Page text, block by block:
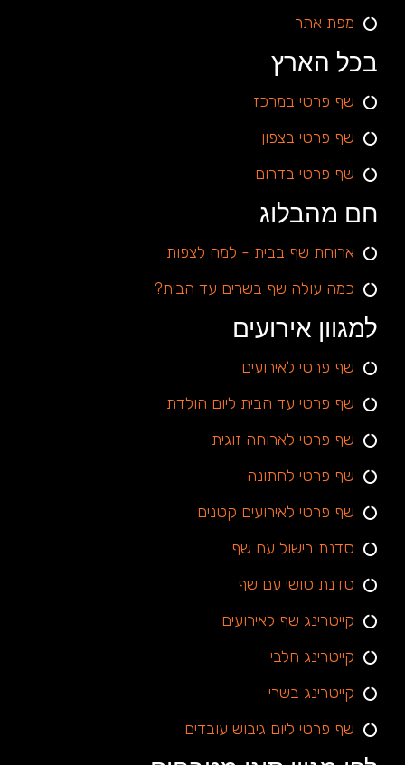
מפת אתר
בכל הארץ
שף פרטי במרכז
שף פרטי בצפון
שף פרטי בדרום
חם מהבלוג
ארוחת שף בבית - למה לצפות
כמה עולה שף בשרים עד הבית?
למגוון אירועים
שף פרטי לאירועים
שף פרטי עד הבית ליום הולדת
שף פרטי לארוחה זוגית
שף פרטי לחתונה
שף פרטי לאירועים קטנים
סדנת בישול עם שף
סדנת סושי עם שף
קייטרינג שף לאירועים
קייטרינג חלבי
קייטרינג בשרי
שף פרטי ליום גיבוש עובדים